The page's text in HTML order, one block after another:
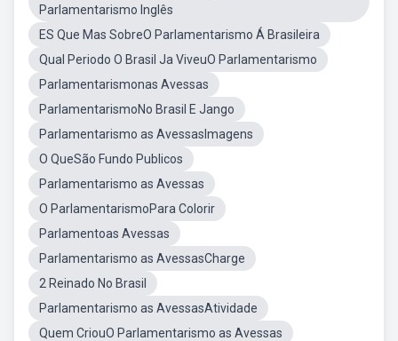
Parlamentarismo Inglês
ES Que Mas SobreO Parlamentarismo Á Brasileira
Qual Periodo O Brasil Ja ViveuO Parlamentarismo
Parlamentarismonas Avessas
ParlamentarismoNo Brasil E Jango
Parlamentarismo as AvessasImagens
O QueSão Fundo Publicos
Parlamentarismo as Avessas
O ParlamentarismoPara Colorir
Parlamentoas Avessas
Parlamentarismo as AvessasCharge
2 Reinado No Brasil
Parlamentarismo as AvessasAtividade
Quem CriouO Parlamentarismo as Avessas